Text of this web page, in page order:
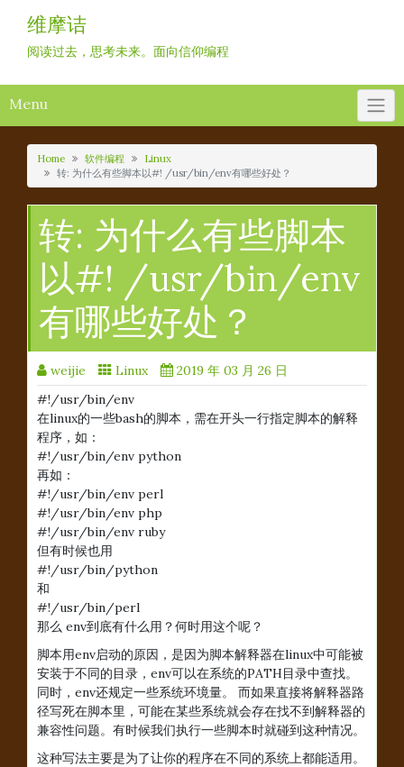
content
维摩诘
阅读过去，思考未来。面向信仰编程
Menu
Home 软件编程
Linux
转: 为什么有些脚本以#! /usr/bin/env有哪些好处？
转: 为什么有些脚本
以#! /usr/bin/env
有哪些好处？
weijie Linux
2019 年 03 月 26 日
#!/usr/bin/env
在linux的一些bash的脚本，需在开头一行指定脚本的解释
程序，如：
#!/usr/bin/env python
再如：
#!/usr/bin/env perl
#!/usr/bin/env php
#!/usr/bin/env ruby
但有时候也用
#!/usr/bin/python
和
#!/usr/bin/perl
那么 env到底有什么用？何时用这个呢？
脚本用env启动的原因，是因为脚本解释器在linux中可能被
安装于不同的目录，env可以在系统的PATH目录中查找。
同时，env还规定一些系统环境量。 而如果直接将解释器路
径写死在脚本里，可能在某些系统就会存在找不到解释器的
兼容性问题。有时候我们执行一些脚本时就碰到这种情况。
这种写法主要是为了让你的程序在不同的系统上都能适用。